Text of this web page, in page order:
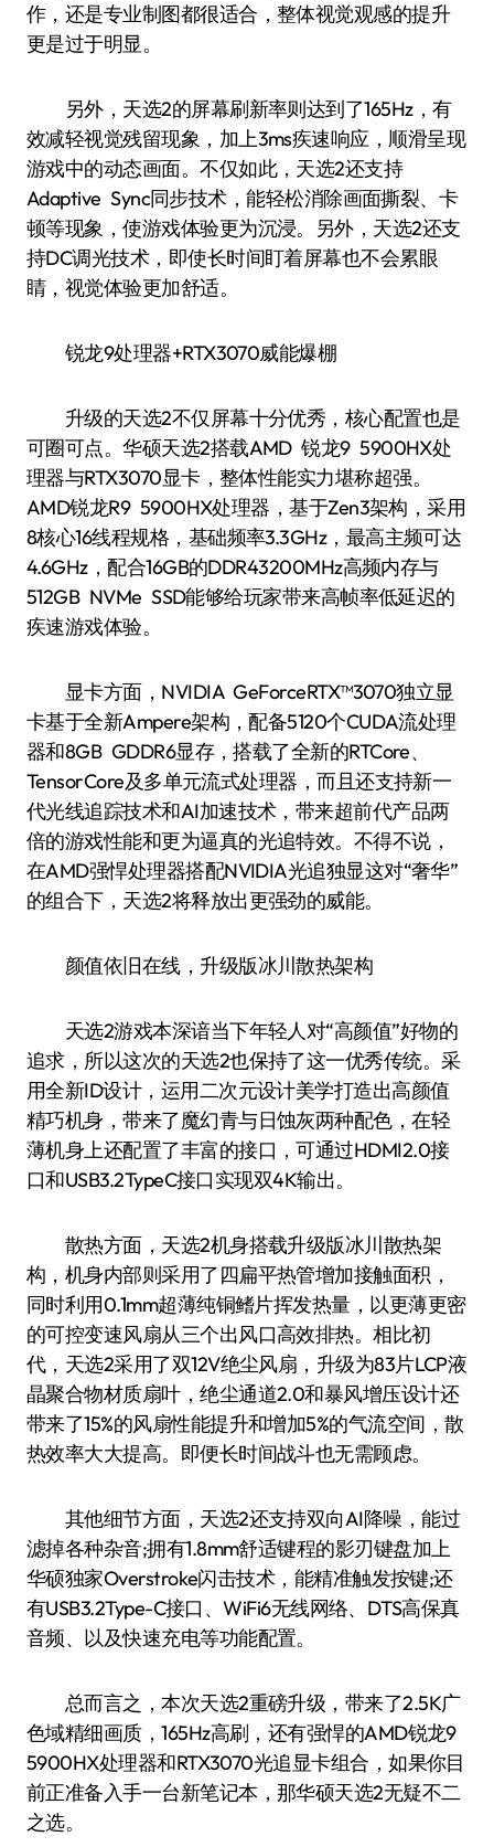
作，还是专业制图都很适合，整体视觉观感的提升
更是过于明显。
另外，天选2的屏幕刷新率则达到了165Hz，有
效减轻视觉残留现象，加上3ms疾速响应，顺滑呈现
游戏中的动态画面。不仅如此，天选2还支持
Adaptive Sync同步技术，能轻松消除画面撕裂、卡
顿等现象，使游戏体验更为沉浸。另外，天选2还支
持DC调光技术，即使长时间盯着屏幕也不会累眼
睛，视觉体验更加舒适。
锐龙9处理器+RTX3070威能爆棚
升级的天选2不仅屏幕十分优秀，核心配置也是
可圈可点。华硕天选2搭载AMD 锐龙9 5900HX处
理器与RTX3070显卡，整体性能实力堪称超强。
AMD锐龙R9 5900HX处理器，基于Zen3架构，采用
8核心16线程规格，基础频率3.3GHz，最高主频可达
4.6GHz，配合16GB的DDR43200MHz高频内存与
512GB NVMe SSD能够给玩家带来高帧率低延迟的
疾速游戏体验。
显卡方面，NVIDIA GeForceRTX™3070独立显
卡基于全新Ampere架构，配备5120个CUDA流处理
器和8GB GDDR6显存，搭载了全新的RTCore、
TensorCore及多单元流式处理器，而且还支持新一
代光线追踪技术和AI加速技术，带来超前代产品两
倍的游戏性能和更为逼真的光追特效。不得不说，
在AMD强悍处理器搭配NVIDIA光追独显这对“奢华”
的组合下，天选2将释放出更强劲的威能。
颜值依旧在线，升级版冰川散热架构
天选2游戏本深谙当下年轻人对“高颜值”好物的
追求，所以这次的天选2也保持了这一优秀传统。采
用全新ID设计，运用二次元设计美学打造出高颜值
精巧机身，带来了魔幻青与日蚀灰两种配色，在轻
薄机身上还配置了丰富的接口，可通过HDMI2.0接
口和USB3.2TypeC接口实现双4K输出。
散热方面，天选2机身搭载升级版冰川散热架
构，机身内部则采用了四扁平热管增加接触面积，
同时利用0.1mm超薄纯铜鳍片挥发热量，以更薄更密
的可控变速风扇从三个出风口高效排热。相比初
代，天选2采用了双12V绝尘风扇，升级为83片LCP液
晶聚合物材质扇叶，绝尘通道2.0和暴风增压设计还
带来了15%的风扇性能提升和增加5%的气流空间，散
热效率大大提高。即便长时间战斗也无需顾虑。
其他细节方面，天选2还支持双向AI降噪，能过
滤掉各种杂音;拥有1.8mm舒适键程的影刃键盘加上
华硕独家Overstroke闪击技术，能精准触发按键;还
有USB3.2Type-C接口、WiFi6无线网络、DTS高保真
音频、以及快速充电等功能配置。
总而言之，本次天选2重磅升级，带来了2.5K广
色域精细画质，165Hz高刷，还有强悍的AMD锐龙9
5900HX处理器和RTX3070光追显卡组合，如果你目
前正准备入手一台新笔记本，那华硕天选2无疑不二
之选。